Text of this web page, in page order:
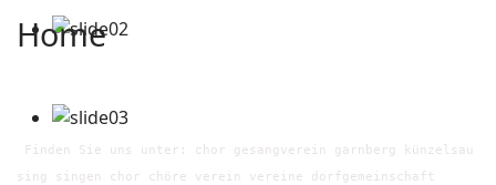
Home
Finden Sie uns unter: chor gesangverein garnberg künzelsau
sing singen chor chöre verein vereine dorfgemeinschaft